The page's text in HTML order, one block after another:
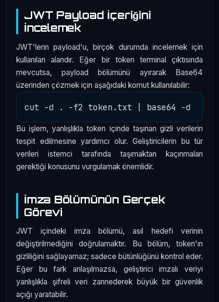
JWT Payload İçeriğini
İncelemek
JWT'lerin payload'u, birçok durumda incelemek için
kullanılan alandır. Eğer bir token terminal çıktısında
mevcutsa, payload bölümünü ayırarak Base64
üzerinden çözmek için aşağıdaki komut kullanılabilir:
Bu işlem, yanlışlıkla token içinde taşınan gizli verilerin
tespit edilmesine yardımcı olur. Geliştiricilerin bu tür
verileri istemci tarafında taşımaktan kaçınmaları
gerektiği konusunu vurgulamak önemlidir.
İmza Bölümünün Gerçek
Görevi
JWT içindeki imza bölümü, asıl hedefi verinin
değiştirilmediğini doğrulamaktır. Bu bölüm, token'ın
gizliliğini sağlayamaz; sadece bütünlüğünü kontrol eder.
Eğer bu fark anlaşılmazsa, geliştirici imzalı veriyi
yanlışlıkla şifreli veri zannederek büyük bir güvenlik
açığı yaratabilir.